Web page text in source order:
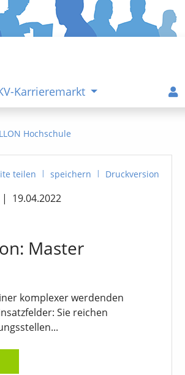
Karrieremarkt
Hochschule
teilen | speichern | Druckversion
| 19.04.2022
Master
komplexer werdenden
Sie reichen